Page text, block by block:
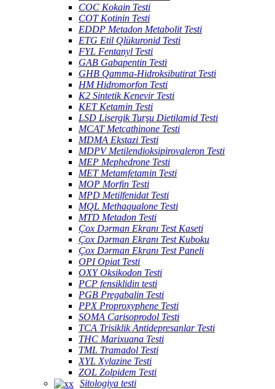
COC Kokain Testi
COT Kotinin Testi
EDDP Metadon Metabolit Testi
ETG Etil Qlükuronid Testi
FYL Fentanyl Testi
GAB Gabapentin Testi
GHB Qamma-Hidroksibutirat Testi
HM Hidromorfon Testi
K2 Sintetik Kenevir Testi
KET Ketamin Testi
LSD Lisergik Turşu Dietilamid Testi
MCAT Metcathinone Testi
MDMA Ekstazi Testi
MDPV Metilendioksipirovaleron Testi
MEP Mephedrone Testi
MET Metamfetamin Testi
MOP Morfin Testi
MPD Metilfenidat Testi
MQL Methaqualone Testi
MTD Metadon Testi
Çox Dərman Ekranı Test Kaseti
Çox Dərman Ekranı Test Kuboku
Çox Dərman Ekranı Test Paneli
OPI Opiat Testi
OXY Oksikodon Testi
PCP fensiklidin testi
PGB Pregabalin Testi
PPX Proproxyphene Testi
SOMA Carisoprodol Testi
TCA Trisiklik Antidepresanlar Testi
THC Marixuana Testi
TML Tramadol Testi
XYL Xylazine Testi
ZOL Zolpidem Testi
Sitologiya testi